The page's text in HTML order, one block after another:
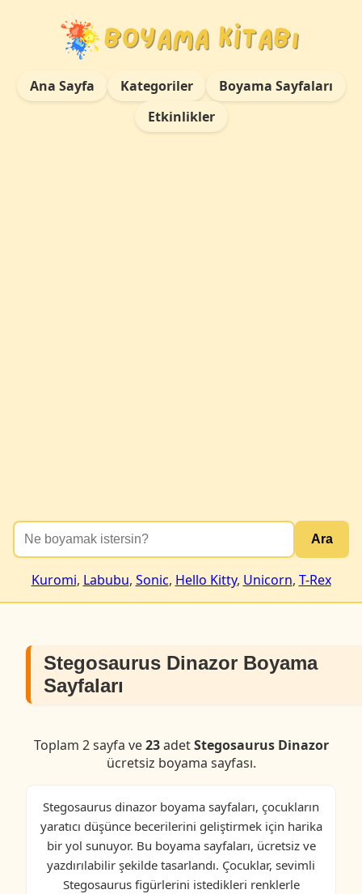
Ana Sayfa Kategoriler
Boyama Sayfaları
Etkinlikler
Ara
Kuromi, Labubu, Sonic, Hello Kitty, Unicorn, T-Rex
Stegosaurus Dinazor Boyama
Sayfaları
Toplam 2 sayfa ve23adetStegosaurus Dinazor
ücretsiz boyama sayfası.
Stegosaurus dinazor boyama sayfaları, çocukların
yaratıcı düşünce becerilerini geliştirmek için harika
bir yol sunuyor. Bu boyama sayfaları, ücretsiz ve
yazdırılabilir şekilde tasarlandı. Çocuklar, sevimli
Stegosaurus figürlerini istedikleri renklerle